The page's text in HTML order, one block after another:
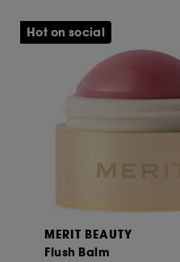
MERIT BEAUTY
Flush Balm
Hot on social